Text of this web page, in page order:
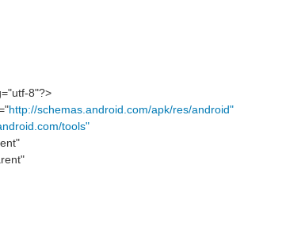
8"?>
http://schemas.android.com/apk/res/android"
tools"